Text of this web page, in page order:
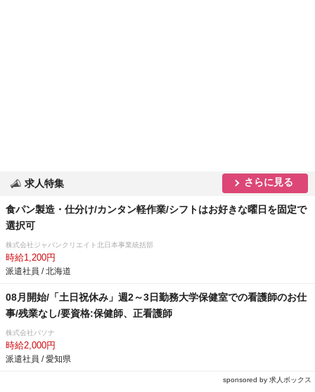
求人特集 さらに見る
食パン製造・仕分け/カンタン軽作業/シフトはお好きな曜日を固定で
選択可
株式会社ジャパンクリエイト北日本事業統括部
時給1,200円
派遣社員 / 北海道
08月開始/「土日祝休み」週2～3日勤務大学保健室での看護師のお仕
事/残業なし/要資格:保健師、正看護師
株式会社パソナ
時給2,000円
派遣社員 / 愛知県
sponsored by 求人ボックス